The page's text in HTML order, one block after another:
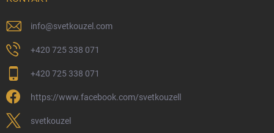
Kamenný obchod
Dárkový rádce 🎁
Reklamace a vrácení zboží
Věrnostní program
Velkoobchod
info@svetkouzel.com
+420 725 338 071
+420 725 338 071
https://www.facebook.com/svetkouzell
svetkouzel